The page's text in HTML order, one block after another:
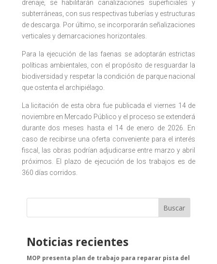
drenaje, se habilitarán canalizaciones superficiales y
subterráneas, con sus respectivas tuberías y estructuras
de descarga. Por último, se incorporarán señalizaciones
verticales y demarcaciones horizontales.
Para la ejecución de las faenas se adoptarán estrictas
políticas ambientales, con el propósito de resguardar la
biodiversidad y respetar la condición de parque nacional
que ostenta el archipiélago.
La licitación de esta obra fue publicada el viernes 14 de
noviembre en Mercado Público y el proceso se extenderá
durante dos meses hasta el 14 de enero de 2026. En
caso de recibirse una oferta conveniente para el interés
fiscal, las obras podrían adjudicarse entre marzo y abril
próximos. El plazo de ejecución de los trabajos es de
360 días corridos.
Buscar
Noticias recientes
MOP presenta plan de trabajo para reparar pista del